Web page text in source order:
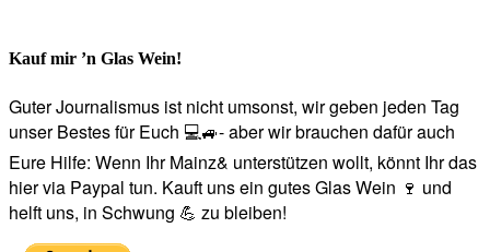
Kauf mir ’n Glas Wein!
Guter Journalismus ist nicht umsonst, wir geben jeden Tag
unser Bestes für Euch 💻🚙- aber wir brauchen dafür auch
Eure Hilfe: Wenn Ihr Mainz& unterstützen wollt, könnt Ihr das
hier via Paypal tun. Kauft uns ein gutes Glas Wein 🍷 und
helft uns, in Schwung 💪 zu bleiben!